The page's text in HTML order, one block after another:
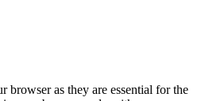
browser as they are essential for the